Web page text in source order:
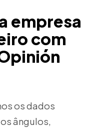
empresa
com
os dados
ângulos,